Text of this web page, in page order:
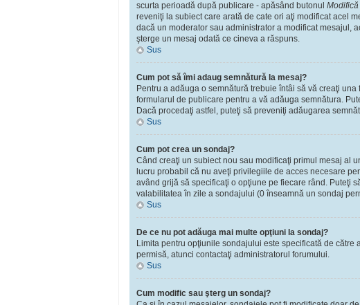
scurta perioadă după publicare - apăsând butonul Modifică
reveniţi la subiect care arată de cate ori aţi modificat acel
dacă un moderator sau administrator a modificat mesajul,
şterge un mesaj odată ce cineva a răspuns.
Sus
Cum pot să îmi adaug semnătură la mesaj?
Pentru a adăuga o semnătură trebuie întâi să vă creaţi
formularul de publicare pentru a vă adăuga semnătura.
Dacă procedaţi astfel, puteţi să preveniţi adăugarea
Sus
Cum pot crea un sondaj?
Când creaţi un subiect nou sau modificaţi primul mesaj al
lucru probabil că nu aveţi privilegiile de acces necesare
având grijă să specificaţi o opţiune pe fiecare rând. Puteţi
valabilitatea în zile a sondajului (0 înseamnă un sondaj
Sus
De ce nu pot adăuga mai multe opţiuni la sondaj?
Limita pentru opţiunile sondajului este specificată de
permisă, atunci contactaţi administratorul forumului.
Sus
Cum modific sau şterg un sondaj?